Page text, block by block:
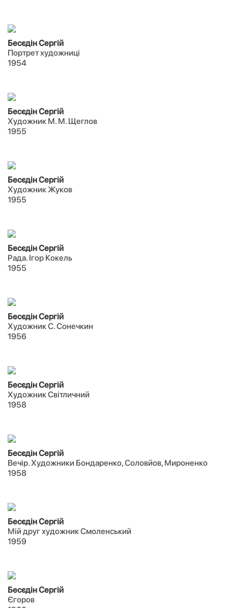
Бесєдін Сергій
Портрет художниці
1954
Бесєдін Сергій
Художник М. М. Щеглов
1955
Бесєдін Сергій
Художник Жуков
1955
Бесєдін Сергій
Рада. Ігор Кокель
1955
Бесєдін Сергій
Художник С. Сонечкин
1956
Бесєдін Сергій
Художник Світличний
1958
Бесєдін Сергій
Вечір. Художники Бондаренко, Соловйов, Мироненко
1958
Бесєдін Сергій
Мій друг художник Смоленський
1959
Бесєдін Сергій
Єгоров